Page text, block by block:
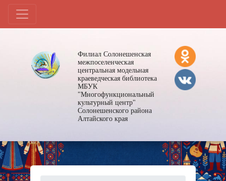
Филиал Солонешенская
межпоселенческая
центральная модельная
краеведческая библиотека
МБУК
"Многофункциональный
культурный центр"
Солонешенского района
Алтайского края